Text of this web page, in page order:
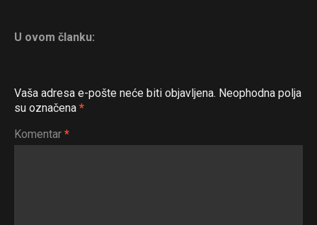
U ovom članku:
Vaša adresa e-pošte neće biti objavljena. Neophodna polja
su označena *
Komentar *